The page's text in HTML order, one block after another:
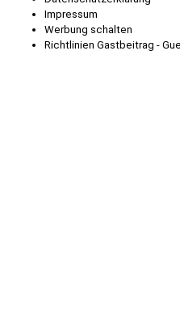
Impressum
Werbung schalten
Richtlinien Gastbeitrag -